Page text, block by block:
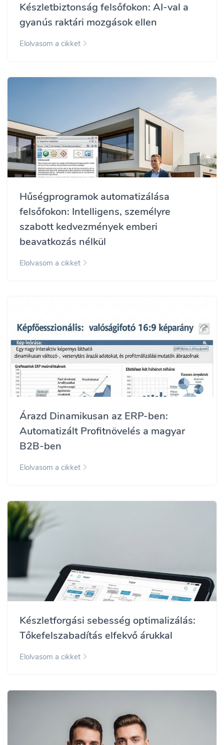
Készletbiztonság felsőfokon: AI-val a
gyanús raktári mozgások ellen
Elolvasom a cikket
Hűségprogramok automatizálása
felsőfokon: Intelligens, személyre
szabott kedvezmények emberi
beavatkozás nélkül
Elolvasom a cikket
Árazd Dinamikusan az ERP-ben:
Automatizált Profitnövelés a magyar
B2B-ben
Elolvasom a cikket
Készletforgási sebesség optimalizálás:
Tőkefelszabadítás elfekvő árukkal
Elolvasom a cikket